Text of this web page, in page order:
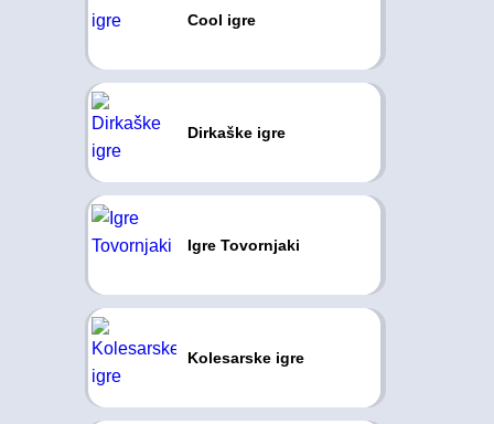
Cool igre
Dirkaške igre
Igre Tovornjaki
Kolesarske igre